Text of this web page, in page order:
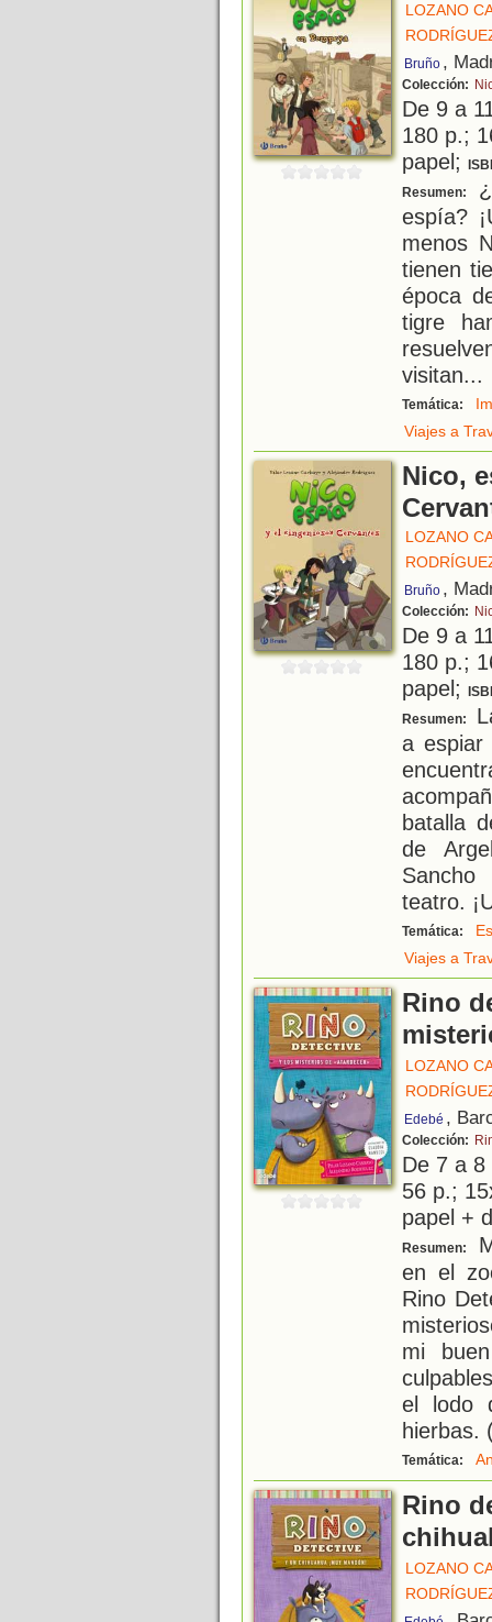
LOZANO
Bruño ,
Colección:
De 9 a
180 p.;
papel;
Resumen:
espía?
menos
tienen
época
tigre
visitan...
Temática:
Viajes a
Nico,
LOZANO
Bruño ,
Colección:
De 9 a
180 p.;
papel;
Resumen:
a espiar
batalla
de
Sancho
teatro.
Temática:
Viajes a
Rino
LOZANO
Edebé ,
Colección:
De 7 a
56 p.;
papel +
Resumen:
en el
Rino
mi
el lodo
hierbas.
Temática:
Rino
LOZANO